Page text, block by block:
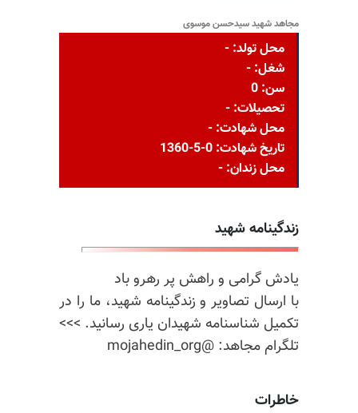
مجاهد شهید سیدحسن موسوی
محل تولد: -
شغل: -
سن: 0
تحصیلات: -
محل شهادت: -
تاریخ شهادت: 0-5-1360
محل زندان: -
زندگینامه شهید
یادش گرامی و راهش پر رهرو باد
با ارسال تصاویر و زندگینامه شهید، ما را در
تکمیل شناسنامه شهیدان یاری رسانید. >>>
تلگرام مجاهد: @mojahedin_org
خاطرات